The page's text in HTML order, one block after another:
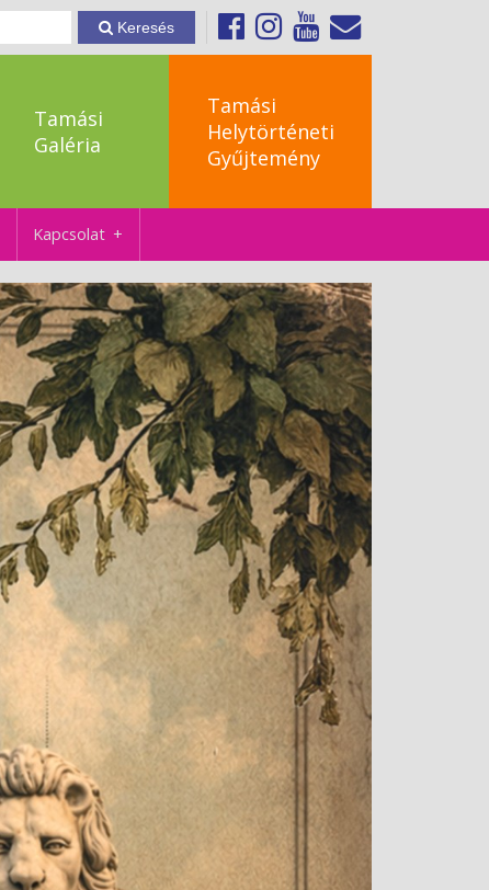
Keresés
Tamási
Galéria
Tamási
Helytörténeti
Gyűjtemény
Kapcsolat